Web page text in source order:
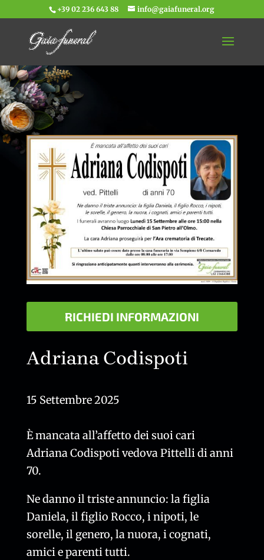
+39 02 236 643 88 info@gaiafuneral.org
RICHIEDI INFORMAZIONI
Adriana Codispoti
15 Settembre 2025
È mancata all’affetto dei suoi cari
Adriana Codispoti vedova Pittelli di anni
70.
Ne danno il triste annuncio: la figlia
Daniela, il figlio Rocco, i nipoti, le
sorelle, il genero, la nuora, i cognati,
amici e parenti tutti.